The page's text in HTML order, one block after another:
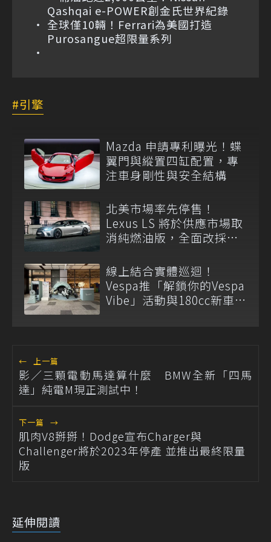
Qashqai e-POWER創金氏世界紀錄
全球僅10輛！Ferrari為美國打造
Purosangue超限量系列
引擎
Mazda 申請專利曝光！蝶
翼門與縱置四缸配置，專
注車身剛性與安全結構
北美市場率先停售！
Lexus LS 將於供應市場取
消純燃油版，全面改採單
線上結合實體巡迴！
Vespa推「解鎖你的Vespa
Vibe」活動與180cc新車全
← 上一篇
影／三顆電動馬達算什麼 BMW全新「四馬
達」純電M現正測試中！
下一篇 →
肌肉V8掰掰！Dodge宣布Charger與
Challenger將於2023年停產 並推出最終限量
版
延伸閱讀